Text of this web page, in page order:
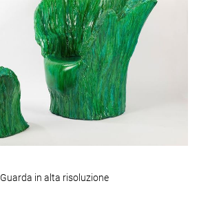
Guarda in alta risoluzione